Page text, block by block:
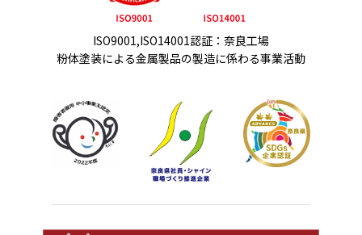
ISO9001,ISO14001認証：奈良工場
粉体塗装による金属製品の製造に係わる事業活動